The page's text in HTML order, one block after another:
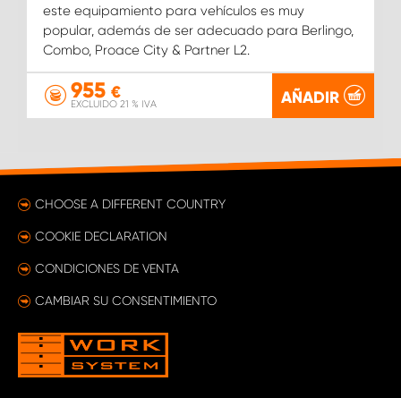
este equipamiento para vehículos es muy
popular, además de ser adecuado para Berlingo,
Combo, Proace City & Partner L2.
955 €
EXCLUIDO 21 % IVA AÑADIR
CHOOSE A DIFFERENT COUNTRY
COOKIE DECLARATION
CONDICIONES DE VENTA
CAMBIAR SU CONSENTIMIENTO